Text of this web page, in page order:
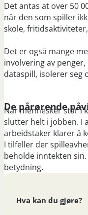
Det antas at over 50
når den som spiller
skole,
Det er også mange
involvering av
dataspill, isolerer seg
De pårørende
Når mennesker står i
slutter helt i jobben. I
arbeidstaker klarer å
I tilfeller der
beholde inntekten
betydning.
Hva kan du gjøre?